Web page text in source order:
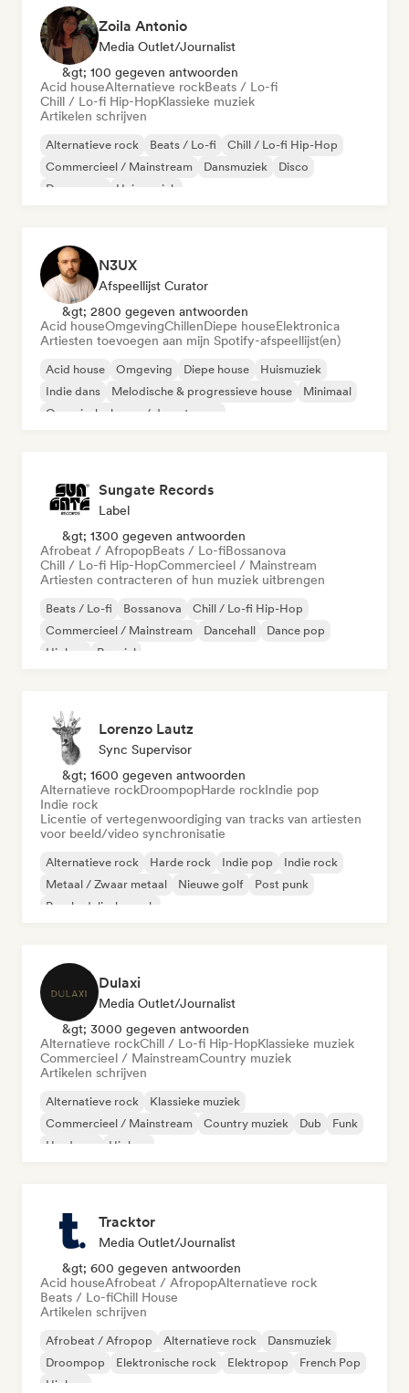
Zoila Antonio
Media Outlet/Journalist
&gt; 100 gegeven antwoorden
Acid houseAlternatieve rockBeats / Lo-fi
Chill / Lo-fi Hip-HopKlassieke muziek
Artikelen schrijven
Alternatieve rock Beats / Lo-fi
Chill / Lo-fi Hip-Hop
Commercieel / Mainstream
Dansmuziek
Disco
Droompop
Huismuziek
N3UX
Afspeellijst Curator
&gt; 2800 gegeven antwoorden
Acid houseOmgevingChillenDiepe houseElektronica
Artiesten toevoegen aan mijn Spotify-afspeellijst(en)
Acid house Omgeving Diepe house
Huismuziek
Indie dans
Melodische & progressieve house
Minimaal
Organische house / downtempo
Sungate Records
Label
&gt; 1300 gegeven antwoorden
Afrobeat / AfropopBeats / Lo-fiBossanova
Chill / Lo-fi Hip-HopCommercieel / Mainstream
Artiesten contracteren of hun muziek uitbrengen
Beats / Lo-fi Bossanova
Chill / Lo-fi Hip-Hop
Commercieel / Mainstream
Dancehall
Dance pop
Hiphop
Popziel
Lorenzo Lautz
Sync Supervisor
&gt; 1600 gegeven antwoorden
Alternatieve rockDroompopHarde rockIndie pop
Indie rock
Licentie of vertegenwoordiging van tracks van artiesten
voor beeld/video synchronisatie
Alternatieve rock Harde rock Indie pop
Indie rock
Metaal / Zwaar metaal
Nieuwe golf
Post punk
Psychedelische rock
Dulaxi
Media Outlet/Journalist
&gt; 3000 gegeven antwoorden
Alternatieve rockChill / Lo-fi Hip-HopKlassieke muziek
Commercieel / MainstreamCountry muziek
Artikelen schrijven
Alternatieve rock
Klassieke muziek
Commercieel / Mainstream
Country muziek Dub
Funk
Hardcore
Hiphop
Tracktor
Media Outlet/Journalist
&gt; 600 gegeven antwoorden
Acid houseAfrobeat / AfropopAlternatieve rock
Beats / Lo-fiChill House
Artikelen schrijven
Afrobeat / Afropop Alternatieve rock
Dansmuziek
Droompop
Elektronische rock Elektropop
French Pop
Hiphop